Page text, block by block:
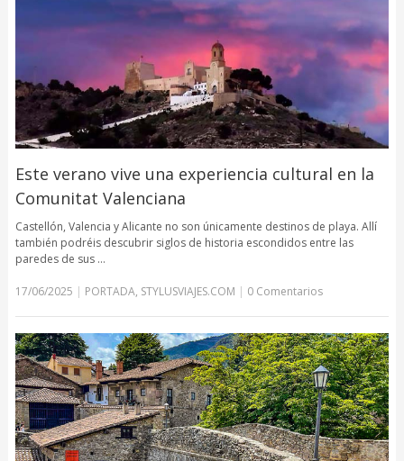
Este verano vive una experiencia cultural en la
Comunitat Valenciana
Castellón, Valencia y Alicante no son únicamente destinos de playa. Allí
también podréis descubrir siglos de historia escondidos entre las
paredes de sus …
17/06/2025 | PORTADA, STYLUSVIAJES.COM | 0 Comentarios